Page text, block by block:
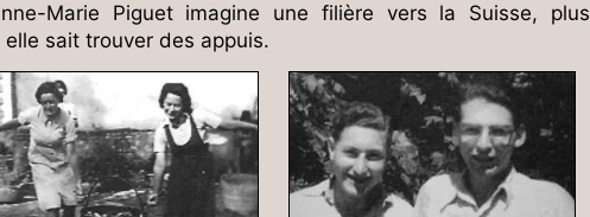
Marie Piguet imagine une filière vers la Suisse, plus
sait trouver des appuis.